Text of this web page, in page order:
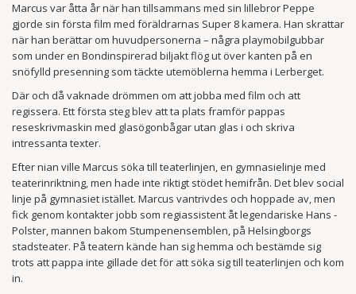
Marcus var åtta år när han tillsammans med sin lillebror Peppe
gjorde sin första film med föräldrarnas Super 8 kamera. Han skrattar
när han berättar om huvudpersonerna – några playmobilgubbar
som under en Bondinspirerad biljakt flög ut över kanten på en
snöfylld presenning som täckte utemöblerna hemma i Lerberget.
Där och då vaknade drömmen om att jobba med film och att
regissera. Ett första steg blev att ta plats framför pappas
reseskrivmaskin med glasögonbågar utan glas i och skriva
intressanta texter.
Efter nian ville Marcus söka till teaterlinjen, en gymnasielinje med
teaterinriktning, men hade inte riktigt stödet hemifrån. Det blev social
linje på gymnasiet istället. Marcus van­trivdes och hoppade av, men
fick genom kontakter jobb som regiassistent åt legendariske Hans ­
Polster, mannen bakom Stumpenensemblen, på ­Helsingborgs
stadsteater. På teatern kände han sig hemma och bestämde sig
trots att pappa inte gillade det för att söka sig till teaterlinjen och kom
in.